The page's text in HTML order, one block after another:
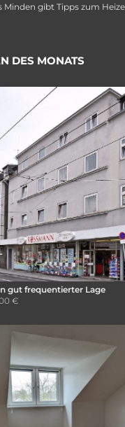
Minden gibt Tipps zum
DES MONATS
gut frequentierter Lage
€